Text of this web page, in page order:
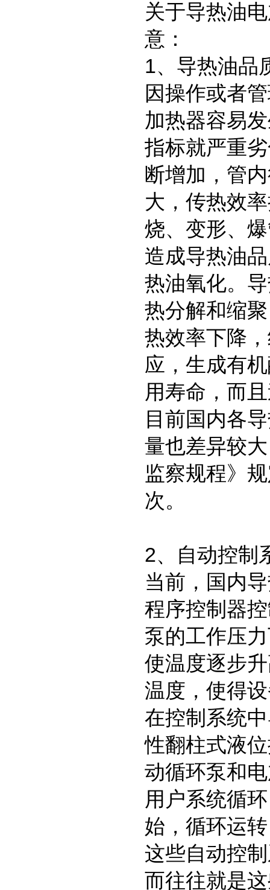
关于导热油
意：
1、导热油品
因操作或者
加热器容易
指标就严重
断增加，管
大，传热效
烧、变形、
造成导热油
热油氧化。
热分解和缩
热效率下降
应，生成有
用寿命，而
目前国内各
量也差异较
监察规程》
次。
2、自动控制
当前，国内
程序控制器
泵的工作压
使温度逐步
温度，使得
在控制系统
性翻柱式液
动循环泵和
用户系统循
始，循环运
这些自动控
而往往就是